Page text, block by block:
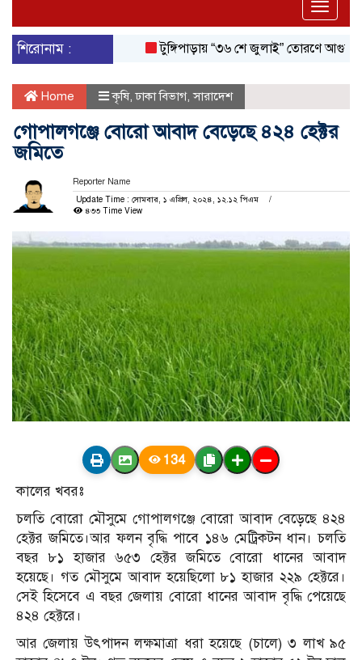
Toggle
শিরোনাম :
টুঙ্গিপাড়ায় “৩৬ শে জুলাই” তোরণে আগুন; ৭৫
Home কৃষি,ঢাকা বিভাগ,সারাদেশ
গোপালগঞ্জে বোরো আবাদ বেড়েছে ৪২৪ হেক্টর
জমিতে
Reporter Name
Update Time : সোমবার, ১ এপ্রিল, ২০২৪, ১২.১২ পিএম
৪৩৩ Time View
134
কালের খবরঃ
চলতি বোরো মৌসুমে গোপালগঞ্জে বোরো আবাদ বেড়েছে ৪২৪
হেক্টর জমিতে।আর ফলন বৃদ্ধি পাবে ১৪৬ মেট্রিকটন ধান। চলতি
বছর ৮১ হাজার ৬৫৩ হেক্টর জমিতে বোরো ধানের আবাদ
হয়েছে। গত মৌসুমে আবাদ হয়েছিলো ৮১ হাজার ২২৯ হেক্টরে।
সেই হিসেবে এ বছর জেলায় বোরো ধানের আবাদ বৃদ্ধি পেয়েছে
৪২৪ হেক্টরে।
আর জেলায় উৎপাদন লক্ষমাত্রা ধরা হয়েছে (চালে) ৩ লাখ ৯৫